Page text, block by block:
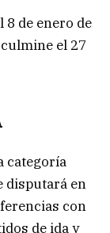
de enero de
el 27
categoría
disputará en
con
de ida y